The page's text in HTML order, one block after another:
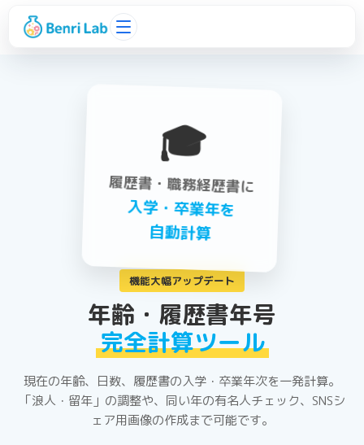
機能大幅アップデート
年齢・履歴書年号
完全計算ツール
現在の年齢、日数、履歴書の入学・卒業年次を一発計算。
「浪人・留年」の調整や、同い年の有名人チェック、SNSシ
ェア用画像の作成まで可能です。
🎓
履歴書・職務経歴書に
入学・卒業年を
自動計算